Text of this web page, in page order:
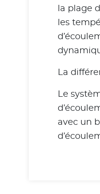
la plage
les
La
Le
avec un